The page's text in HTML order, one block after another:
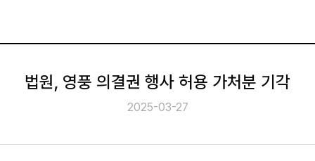
법원, 영풍 의결권 행사 허용 가처분 기각
2025-03-27